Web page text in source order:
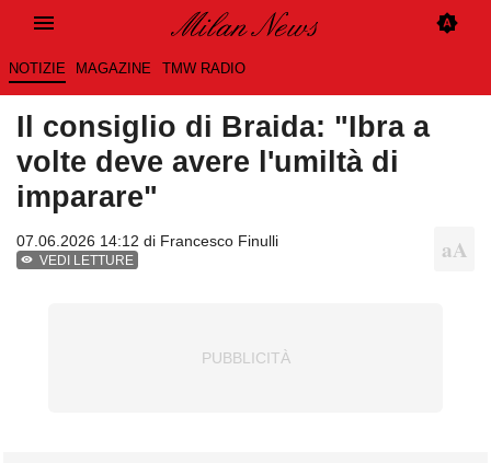
NOTIZIE MAGAZINE TMW RADIO
Il consiglio di Braida: "Ibra a
volte deve avere l'umiltà di
imparare"
07.06.2026 14:12 di Francesco Finulli
VEDI LETTURE